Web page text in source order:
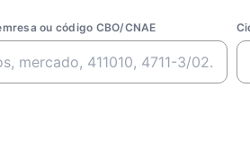
ou código CBO/CNAE